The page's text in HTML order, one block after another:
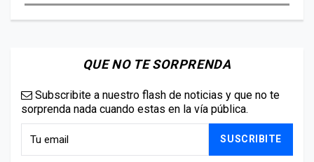
QUE NO TE SORPRENDA
Subscribite a nuestro flash de noticias y que no te
sorprenda nada cuando estas en la vía pública.
SUSCRIBITE